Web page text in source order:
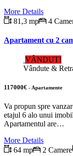
More Details
81,3 mp
4
Apartament cu 2
VÂNDUT!
Vândute &
117000€ - Apartamente
Va propun spre
etajul 6 alo unui
Apartamentul are…
More Details
64 mp
2 Camere